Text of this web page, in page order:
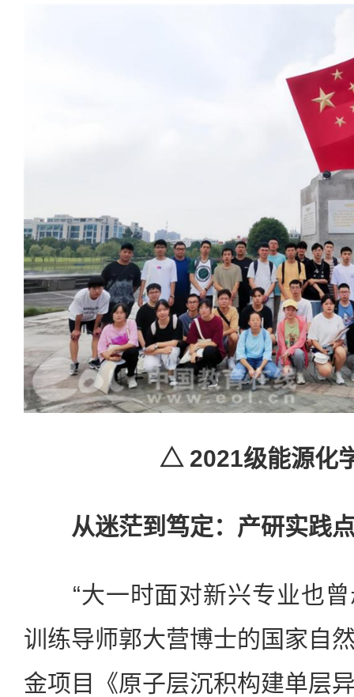
△ 2021级能源化
从迷茫到笃定：产研实践
“大一时面对新兴专业也曾
训练导师郭大营博士的国家自
金项目《原子层沉积构建单层